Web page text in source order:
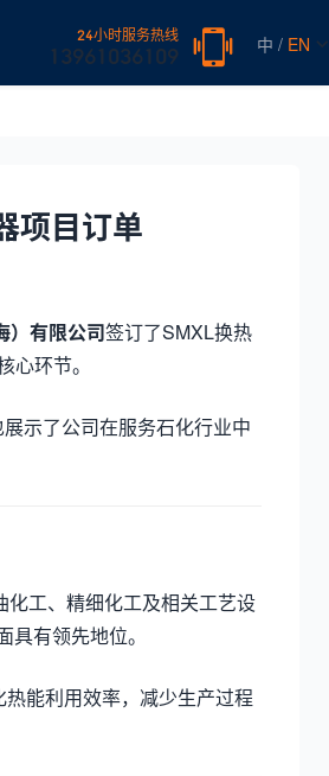
中 / EN
24小时服务热线
13961036109
项目订单
）有限公司签订了SMXL换热
环节。
示了公司在服务石化行业中
化工、精细化工及相关工艺设
具有领先地位。
能利用效率，减少生产过程